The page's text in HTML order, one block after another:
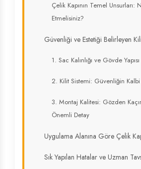
Çelik Kapının Temel Unsurları:
Etmelisiniz?
Güvenliği ve Estetiği Belirleyen
1. Sac Kalınlığı ve Gövde Yapısı
2. Kilit Sistemi: Güvenliğin Kalbi
3. Montaj Kalitesi: Gözden
Önemli Detay
Uygulama Alanına Göre Çelik
Sık Yapılan Hatalar ve Uzman